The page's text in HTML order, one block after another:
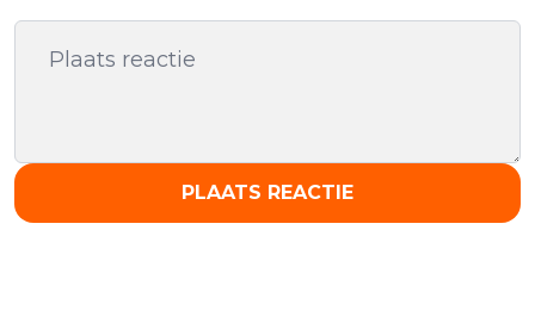
PLAATS REACTIE